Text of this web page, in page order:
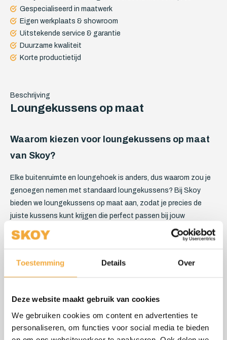
Toestemming Details Over
Deze website maakt gebruik van cookies
We gebruiken cookies om content en advertenties te
personaliseren, om functies voor social media te bieden
Gespecialiseerd in maatwerk
Eigen werkplaats & showroom
Uitstekende service & garantie
Duurzame kwaliteit
Korte productietijd
Beschrijving
Loungekussens op maat
Waarom kiezen voor loungekussens op maat
van Skoy?
Elke buitenruimte en loungehoek is anders, dus waarom zou je
genoegen nemen met standaard loungekussens? Bij Skoy
bieden we loungekussens op maat aan, zodat je precies de
juiste kussens kunt krijgen die perfect passen bij jouw
loungemeubilair. Hiermee geniet je van:
op maat gemaakt voor jouw loungemeubilair, waardoor ze
banken, stoelen of loungesets.
diverse kleuren en patronen, zodat je loungekussens kunt
samenstelling die perfect passen bij jouw smaak en